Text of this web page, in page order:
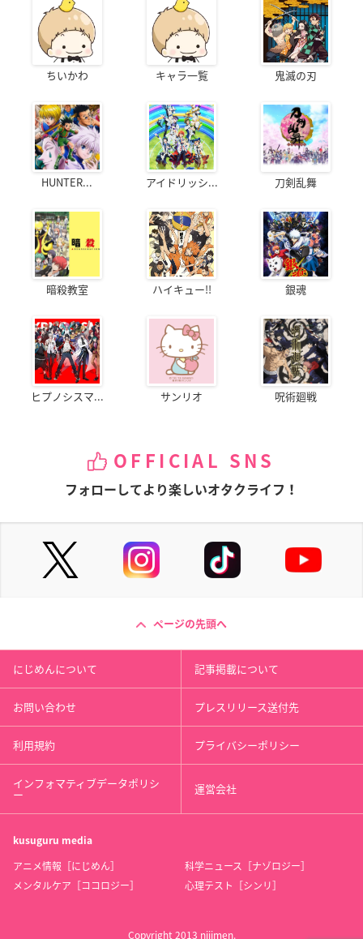
ちいかわ キャラ一覧 鬼滅の刃
HUNTER... アイドリッシ... 刀剣乱舞
暗殺教室 ハイキュー!! 銀魂
ヒプノシスマ... サンリオ 呪術廻戦
OFFICIAL SNS
フォローしてより楽しいオタクライフ！
ページの先頭へ
にじめんについて 記事掲載について
お問い合わせ プレスリリース送付先
利用規約 プライバシーポリシー
インフォマティブデータポリシ
ー 運営会社
kusuguru media
アニメ情報［にじめん］
科学ニュース［ナゾロジー］
メンタルケア［ココロジー］
心理テスト［シンリ］
Copyright 2013 nijimen.